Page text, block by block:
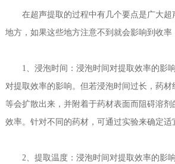
在超声提取的过程中有几个要点是广大超
地方，如果这些地方注意不到就会影响到收率
1、浸泡时间：浸泡时间对提取效率的影
对提取效率的影响。但若浸泡时间过长，药
等会扩散出来，并附着于药材表面而阻碍溶剂
效率。针对不同的药材，可通过实验来确定适
2、提取温度：浸泡时间对提取效率的影